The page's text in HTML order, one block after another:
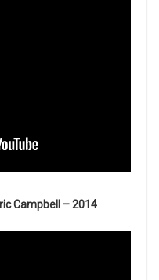
Campbell – 2014